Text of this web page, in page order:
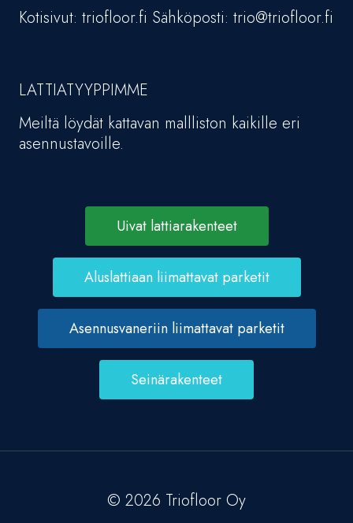
Kotisivut: triofloor.fi Sähköposti: trio@triofloor.fi
LATTIATYYPPIMME
Meiltä löydät kattavan mallliston kaikille eri
asennustavoille.
Uivat lattiarakenteet
Aluslattiaan liimattavat parketit
Asennusvaneriin liimattavat parketit
Seinärakenteet
© 2026 Triofloor Oy